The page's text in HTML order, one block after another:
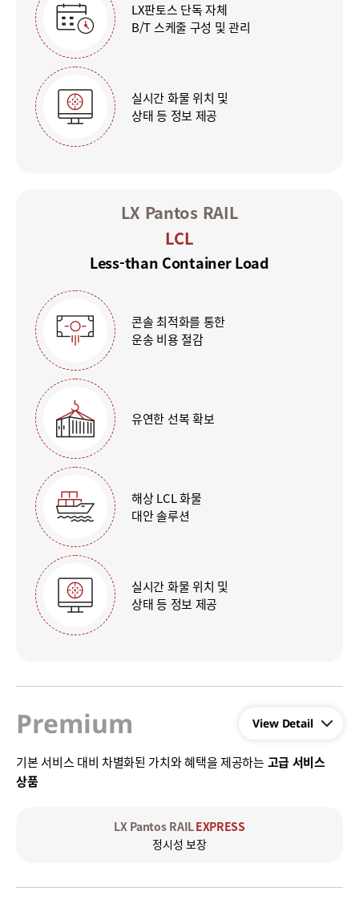
LX판토스 단독 자체
B/T 스케줄 구성 및 관리
실시간 화물 위치 및
상태 등 정보 제공
LX Pantos RAIL
LCL
Less-than Container Load
콘솔 최적화를 통한
운송 비용 절감
유연한 선복 확보
해상 LCL 화물
대안 솔루션
실시간 화물 위치 및
상태 등 정보 제공
Premium
기본 서비스 대비 차별화된 가치와 혜택을 제공하는 고급 서비스
상품
LX Pantos RAILEXPRESS
정시성 보장